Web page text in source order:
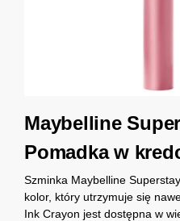
Maybelline
Pomadka w
Szminka Maybelline
kolor, który utrzymuje się
Ink Crayon jest dostępna w